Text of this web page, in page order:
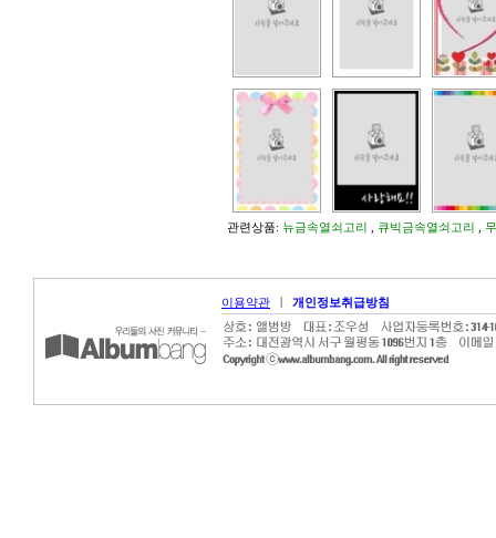
관련상품: 뉴금속열쇠고리 큐빅금속열쇠고리
이용약관 | 개인정보취급방침